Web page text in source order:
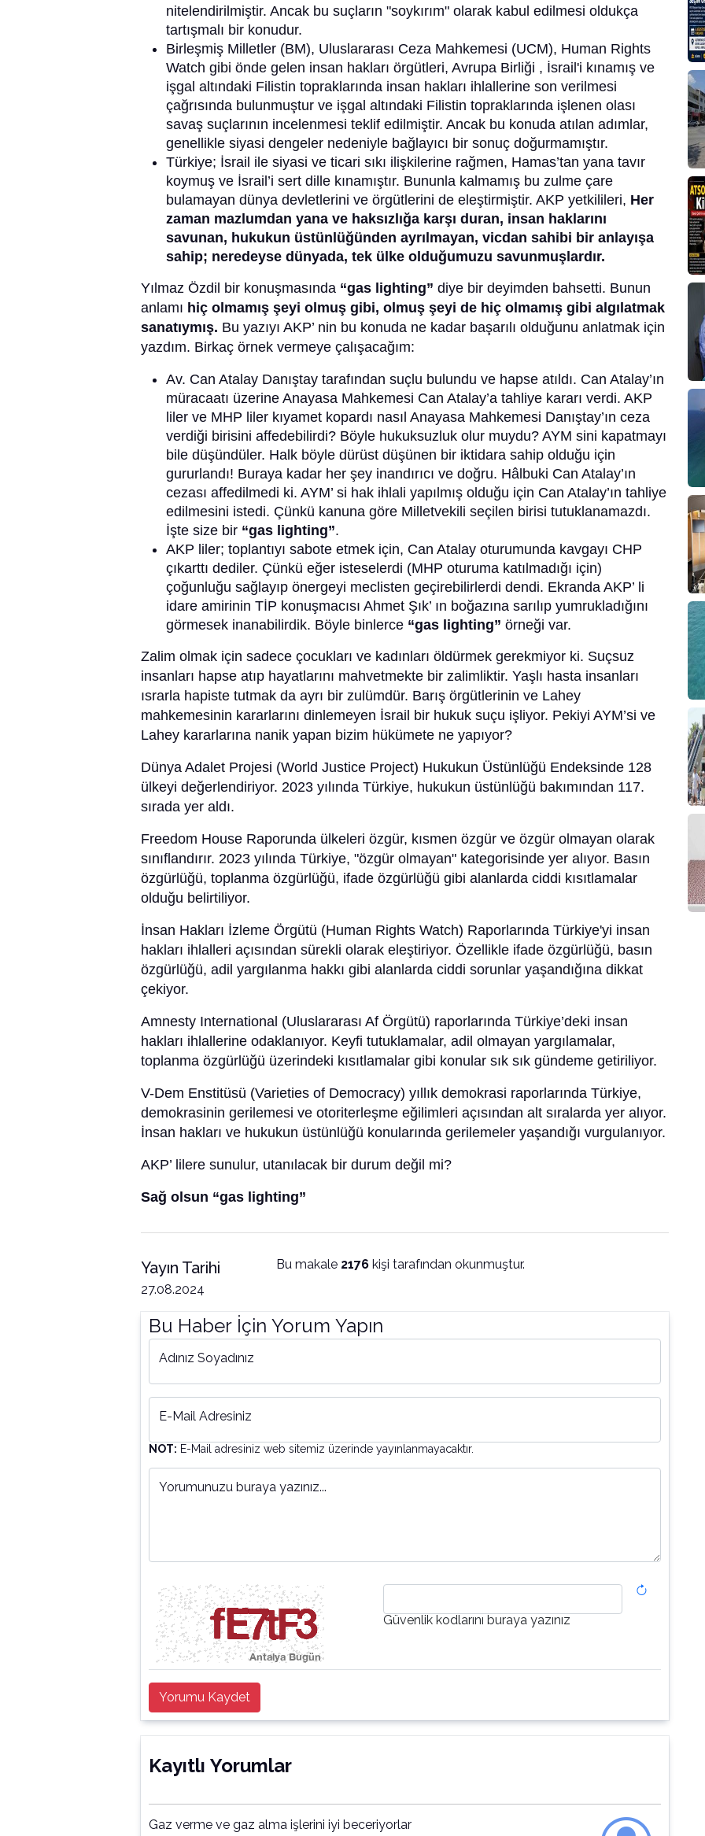
nitelendirilmiştir. Ancak bu suçların "soykırım" olarak kabul edilmesi oldukça
tartışmalı bir konudur.
Birleşmiş Milletler (BM), Uluslararası Ceza Mahkemesi (UCM), Human Rights
Watch gibi önde gelen insan hakları örgütleri, Avrupa Birliği , İsrail'i kınamış ve
işgal altındaki Filistin topraklarında insan hakları ihlallerine son verilmesi
çağrısında bulunmuştur ve işgal altındaki Filistin topraklarında işlenen olası
savaş suçlarının incelenmesi teklif edilmiştir. Ancak bu konuda atılan adımlar,
genellikle siyasi dengeler nedeniyle bağlayıcı bir sonuç doğurmamıştır.
Türkiye; İsrail ile siyasi ve ticari sıkı ilişkilerine rağmen, Hamas’tan yana tavır
koymuş ve İsrail’i sert dille kınamıştır. Bununla kalmamış bu zulme çare
bulamayan dünya devletlerini ve örgütlerini de eleştirmiştir. AKP yetkilileri, Her
zaman mazlumdan yana ve haksızlığa karşı duran, insan haklarını
savunan, hukukun üstünlüğünden ayrılmayan, vicdan sahibi bir anlayışa
sahip; neredeyse dünyada, tek ülke olduğumuzu savunmuşlardır.
Yılmaz Özdil bir konuşmasında “gas lighting” diye bir deyimden bahsetti. Bunun
anlamı hiç olmamış şeyi olmuş gibi, olmuş şeyi de hiç olmamış gibi algılatmak
sanatıymış. Bu yazıyı AKP’ nin bu konuda ne kadar başarılı olduğunu anlatmak için
yazdım. Birkaç örnek vermeye çalışacağım:
Av. Can Atalay Danıştay tarafından suçlu bulundu ve hapse atıldı. Can Atalay’ın
müracaatı üzerine Anayasa Mahkemesi Can Atalay’a tahliye kararı verdi. AKP
liler ve MHP liler kıyamet kopardı nasıl Anayasa Mahkemesi Danıştay’ın ceza
verdiği birisini affedebilirdi? Böyle hukuksuzluk olur muydu? AYM sini kapatmayı
bile düşündüler. Halk böyle dürüst düşünen bir iktidara sahip olduğu için
gururlandı! Buraya kadar her şey inandırıcı ve doğru. Hâlbuki Can Atalay’ın
cezası affedilmedi ki. AYM’ si hak ihlali yapılmış olduğu için Can Atalay’ın tahliye
edilmesini istedi. Çünkü kanuna göre Milletvekili seçilen birisi tutuklanamazdı.
İşte size bir “gas lighting”.
AKP liler; toplantıyı sabote etmek için, Can Atalay oturumunda kavgayı CHP
çıkarttı dediler. Çünkü eğer isteselerdi (MHP oturuma katılmadığı için)
çoğunluğu sağlayıp önergeyi meclisten geçirebilirlerdi dendi. Ekranda AKP’ li
idare amirinin TİP konuşmacısı Ahmet Şık’ ın boğazına sarılıp yumrukladığını
görmesek inanabilirdik. Böyle binlerce “gas lighting” örneği var.
Zalim olmak için sadece çocukları ve kadınları öldürmek gerekmiyor ki. Suçsuz
insanları hapse atıp hayatlarını mahvetmekte bir zalimliktir. Yaşlı hasta insanları
ısrarla hapiste tutmak da ayrı bir zulümdür. Barış örgütlerinin ve Lahey
mahkemesinin kararlarını dinlemeyen İsrail bir hukuk suçu işliyor. Pekiyi AYM’si ve
Lahey kararlarına nanik yapan bizim hükümete ne yapıyor?
Dünya Adalet Projesi (World Justice Project) Hukukun Üstünlüğü Endeksinde 128
ülkeyi değerlendiriyor. 2023 yılında Türkiye, hukukun üstünlüğü bakımından 117.
sırada yer aldı.
Freedom House Raporunda ülkeleri özgür, kısmen özgür ve özgür olmayan olarak
sınıflandırır. 2023 yılında Türkiye, "özgür olmayan" kategorisinde yer alıyor. Basın
özgürlüğü, toplanma özgürlüğü, ifade özgürlüğü gibi alanlarda ciddi kısıtlamalar
olduğu belirtiliyor.
İnsan Hakları İzleme Örgütü (Human Rights Watch) Raporlarında Türkiye'yi insan
hakları ihlalleri açısından sürekli olarak eleştiriyor. Özellikle ifade özgürlüğü, basın
özgürlüğü, adil yargılanma hakkı gibi alanlarda ciddi sorunlar yaşandığına dikkat
çekiyor.
Amnesty International (Uluslararası Af Örgütü) raporlarında Türkiye’deki insan
hakları ihlallerine odaklanıyor. Keyfi tutuklamalar, adil olmayan yargılamalar,
toplanma özgürlüğü üzerindeki kısıtlamalar gibi konular sık sık gündeme getiriliyor.
V-Dem Enstitüsü (Varieties of Democracy) yıllık demokrasi raporlarında Türkiye,
demokrasinin gerilemesi ve otoriterleşme eğilimleri açısından alt sıralarda yer alıyor.
İnsan hakları ve hukukun üstünlüğü konularında gerilemeler yaşandığı vurgulanıyor.
AKP’ lilere sunulur, utanılacak bir durum değil mi?
Sağ olsun “gas lighting”
Yayın Tarihi
27.08.2024
Bu makale 2176kişi tarafından okunmuştur.
Bu Haber İçin Yorum Yapın
Adınız Soyadınız
E-Mail Adresiniz
NOT: E-Mail adresiniz web sitemiz üzerinde yayınlanmayacaktır.
Yorumunuzu buraya yazınız...
Güvenlik kodlarını buraya yazınız
Yorumu Kaydet
Kayıtlı Yorumlar
Gaz verme ve gaz alma işlerini iyi beceriyorlar